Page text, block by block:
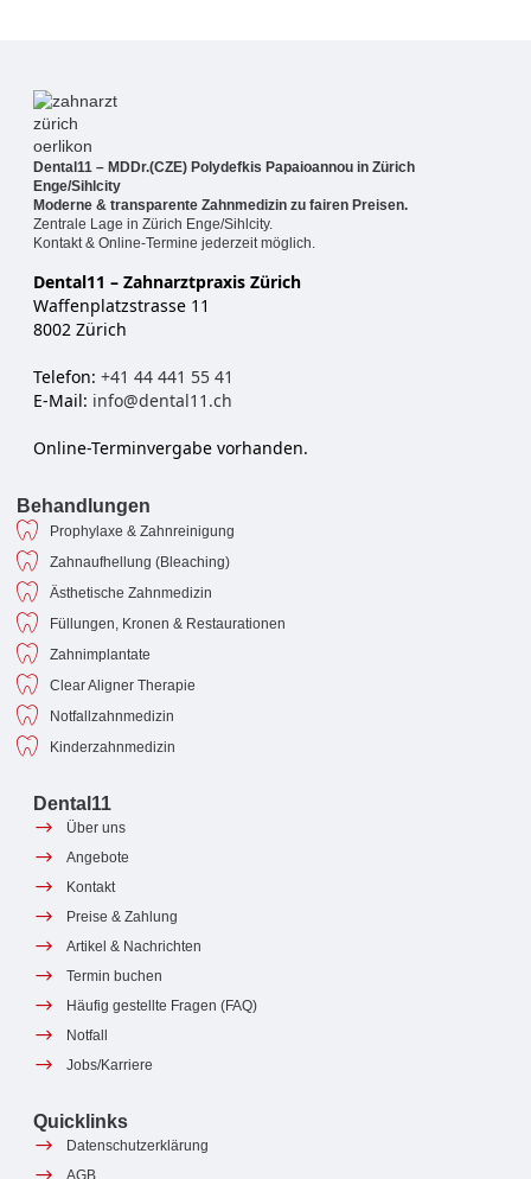
Dental11 – MDDr.(CZE) Polydefkis Papaioannou in Zürich
Enge/Sihlcity
Moderne & transparente Zahnmedizin zu fairen Preisen.
Zentrale Lage in Zürich Enge/Sihlcity.
Kontakt & Online-Termine jederzeit möglich.
Dental11 – Zahnarztpraxis Zürich
Waffenplatzstrasse 11
8002 Zürich
Telefon: +41 44 441 55 41
E-Mail: info@dental11.ch
Online-Terminvergabe vorhanden.
Behandlungen
Prophylaxe & Zahnreinigung
Zahnaufhellung (Bleaching)
Ästhetische Zahnmedizin
Füllungen, Kronen & Restaurationen
Zahnimplantate
Clear Aligner Therapie
Notfallzahnmedizin
Kinderzahnmedizin
Dental11
Über uns
Angebote
Kontakt
Preise & Zahlung
Artikel & Nachrichten
Termin buchen
Häufig gestellte Fragen (FAQ)
Notfall
Jobs/Karriere
Quicklinks
Datenschutzerklärung
AGB